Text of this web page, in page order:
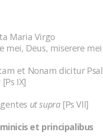
Maria Virgo
mei, Deus, miserere mei
et Nonam dicitur
[Ps IX]
ut supra [Ps VII]
et principalibus